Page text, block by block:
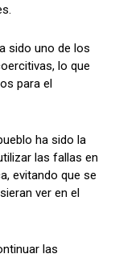
sido uno de los
lo que
para el
ha sido la
las fallas en
evitando que se
ver en el
las